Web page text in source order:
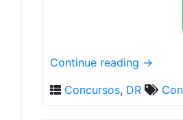
Continue reading →
Concursos, DR